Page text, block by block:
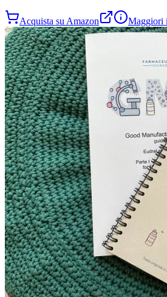
Acquista su Amazon Maggiori